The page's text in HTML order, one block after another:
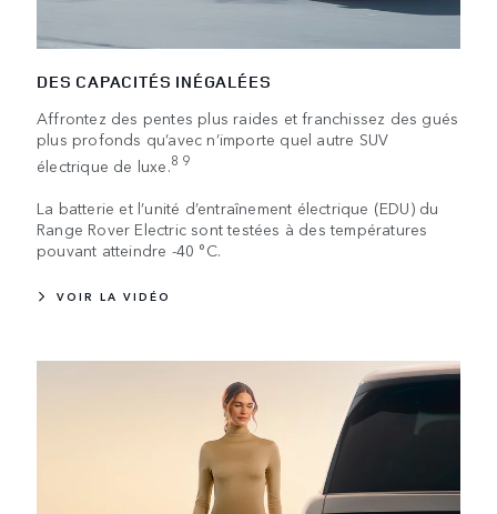
DES CAPACITÉS INÉGALÉES
Affrontez des pentes plus raides et franchissez des gués
plus profonds qu’avec n’importe quel autre SUV
électrique de luxe.8 9
La batterie et l’unité d’entraînement électrique (EDU) du
Range Rover Electric sont testées à des températures
pouvant atteindre -40 °C.
VOIR LA VIDÉO